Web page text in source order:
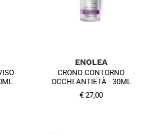
ENOLEA
CRONO CONTORNO
OCCHI ANTIETÀ - 30ML
€ 27,00